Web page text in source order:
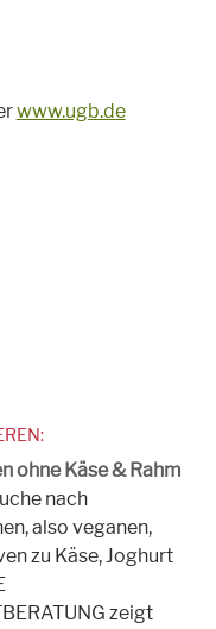
www.ugb.de
ohne Käse & Rahm
nach
also veganen,
zu Käse, Joghurt
zeigt